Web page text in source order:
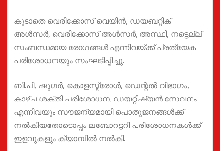
കൂടാതെ വെരിക്കോസ് വെയിൻ, ഡയബറ്റിക്
അൾസർ, വെരിക്കോസ് അൾസർ, അസ്ഥി, നട്ടെല്ല്
സംബന്ധമായ രോഗങ്ങൾ എന്നിവയ്ക്ക് പ്രത്യേക
പരിശോധനയും സംഘടിപ്പിച്ചു.
ബി.പി, ഷുഗർ, കൊളസ്ട്രോൾ, ഡെന്റൽ വിഭാഗം,
കാഴ്ച ശക്തി പരിശോധന, ഡയറ്റീഷ്യൻ സേവനം
എന്നിവയും സൗജന്യമായി പൊതുജനങ്ങൾക്ക്
നൽകിയതോടൊപ്പം ലബോറട്ടറി പരിശോധനകൾക്ക്
ഇളവുകളും ക്യാമ്പിൽ നൽകി.